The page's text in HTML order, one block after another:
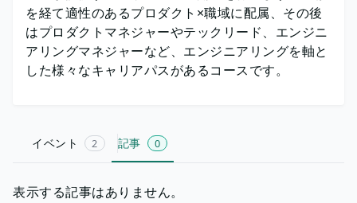
を経て適性のあるプロダクト×職域に配属、その後
はプロダクトマネジャーやテックリード、エンジニ
アリングマネジャーなど、エンジニアリングを軸と
した様々なキャリアパスがあるコースです。
イベント 2 記事 0
表示する記事はありません。